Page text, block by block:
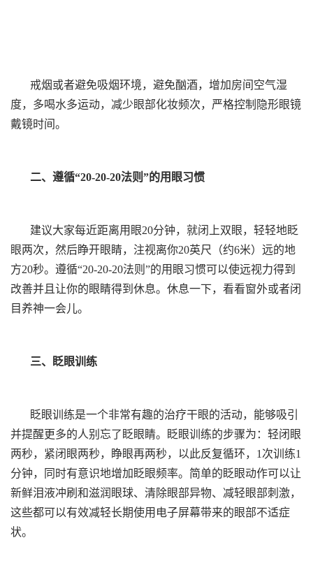
戒烟或者避免吸烟环境，避免酗酒，增加房间空气湿
度，多喝水多运动，减少眼部化妆频次，严格控制隐形眼镜
戴镜时间。
二、遵循“20-20-20法则”的用眼习惯
建议大家每近距离用眼20分钟，就闭上双眼，轻轻地眨
眼两次，然后睁开眼睛，注视离你20英尺（约6米）远的地
方20秒。遵循“20-20-20法则”的用眼习惯可以使远视力得到
改善并且让你的眼睛得到休息。休息一下，看看窗外或者闭
目养神一会儿。
三、眨眼训练
眨眼训练是一个非常有趣的治疗干眼的活动，能够吸引
并提醒更多的人别忘了眨眼睛。眨眼训练的步骤为：轻闭眼
两秒，紧闭眼两秒，睁眼再两秒，以此反复循环，1次训练1
分钟，同时有意识地增加眨眼频率。简单的眨眼动作可以让
新鲜泪液冲刷和滋润眼球、清除眼部异物、减轻眼部刺激，
这些都可以有效减轻长期使用电子屏幕带来的眼部不适症
状。